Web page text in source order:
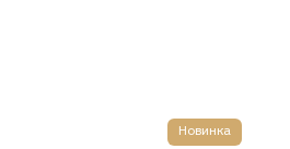
Новинка